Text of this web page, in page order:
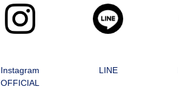
Instagram
OFFICIAL
LINE